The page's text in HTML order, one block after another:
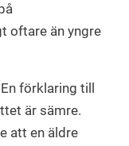
oftare än yngre
förklaring till
är sämre.
att en äldre